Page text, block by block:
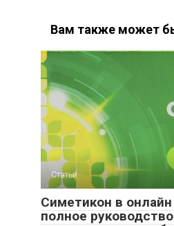
Вам также может
Статьи
Симетикон в онлайн
полное